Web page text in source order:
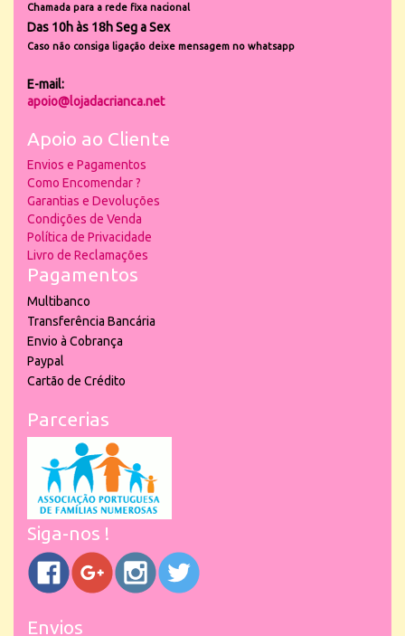
Chamada para a rede fixa nacional
Das 10h às 18h Seg a Sex
Caso não consiga ligação deixe mensagem no whatsapp
E-mail:
apoio@lojadacrianca.net
Apoio ao Cliente
Envios e Pagamentos
Como Encomendar ?
Garantias e Devoluções
Condições de Venda
Política de Privacidade
Livro de Reclamações
Pagamentos
Multibanco
Transferência Bancária
Envio à Cobrança
Paypal
Cartão de Crédito
Parcerias
Siga-nos !
Envios